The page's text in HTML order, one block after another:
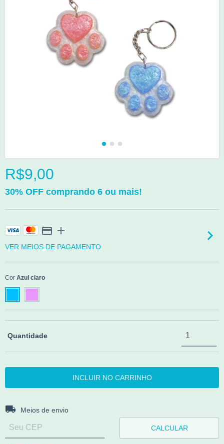
R$9,00
30% OFF comprando 6 ou mais!
VER MEIOS DE PAGAMENTO
Cor Azul claro
Quantidade
Entregas para o CEP:
Meios de envio
CALCULAR